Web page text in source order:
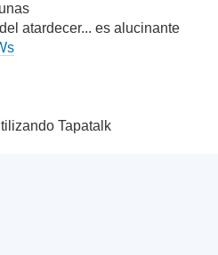
atardecer... es alucinante
Tapatalk